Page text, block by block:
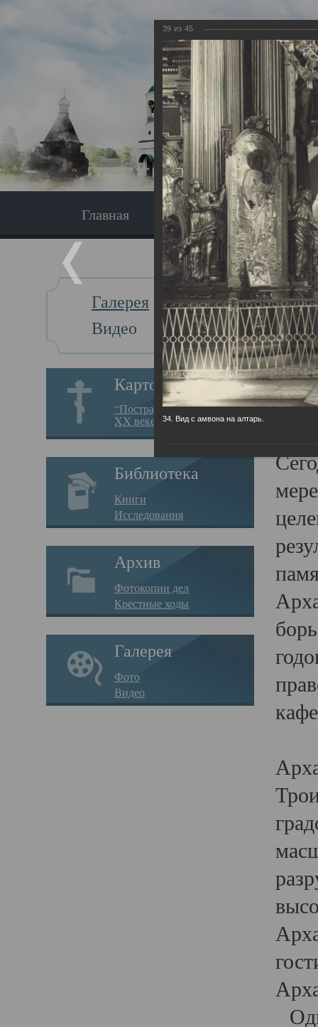
Главная Экскурсия
Галерея
Видео
Картотека
“Пострадавшие за веру в
XX веке на Севере”
Библиотека
Книги
Исследования
Архив
Фотокопии дел
Крестные ходы
Галерея
Фото
Видео
Главная
39 из 45
34. Вид с амвона на алтарь.